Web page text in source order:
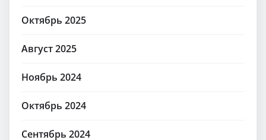
Октябрь 2025
Август 2025
Ноябрь 2024
Октябрь 2024
Сентябрь 2024